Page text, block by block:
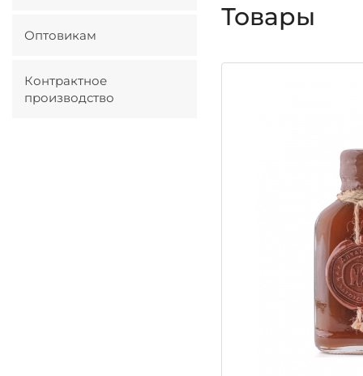
Оптовикам
Контрактное
производство
Товары